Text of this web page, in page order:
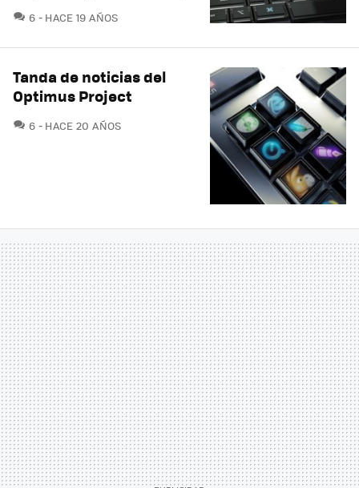
6 COMENTARIOS
HACE 19 AÑOS
Tanda de noticias del
Optimus Project
6 COMENTARIOS
HACE 20 AÑOS